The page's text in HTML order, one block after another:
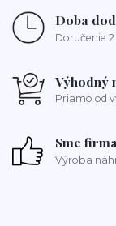
Doba
Doručenie
Výhodný
Priamo od
Sme
Výroba